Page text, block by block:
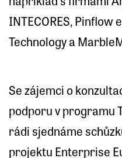
INTECORES, Pinflow
Technology a
Se zájemci o
podporu v programu
rádi sjednáme
projektu Enterprise